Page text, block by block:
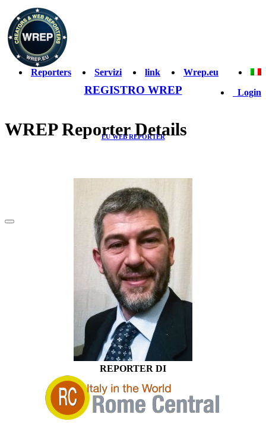
REGISTRO WREP
EU WEB REPORTER
Reporters Servizi link
Wrep.eu
Login
WREP Reporter Details
REPORTER DI